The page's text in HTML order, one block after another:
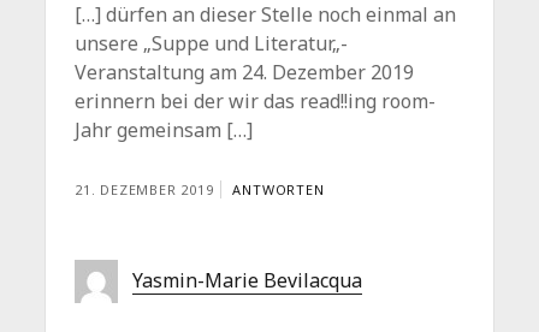
[…] dürfen an dieser Stelle noch einmal an
unsere „Suppe und Literatur„-
Veranstaltung am 24. Dezember 2019
erinnern bei der wir das read!!ing room-
Jahr gemeinsam […]
21. DEZEMBER 2019 ANTWORTEN
Yasmin-Marie Bevilacqua